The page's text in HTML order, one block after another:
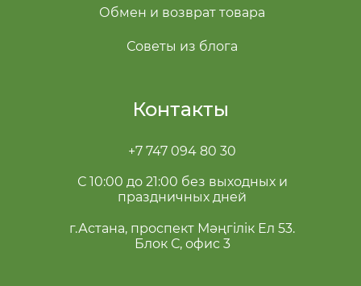
Контакты
Обмен и возврат товара
+7 747 094 80 30
С 10:00 до 21:00 без выходных и
праздничных дней
Советы из блога
г.Астана, проспект Мәңгілік Ел 53.
Блок С, офис 3